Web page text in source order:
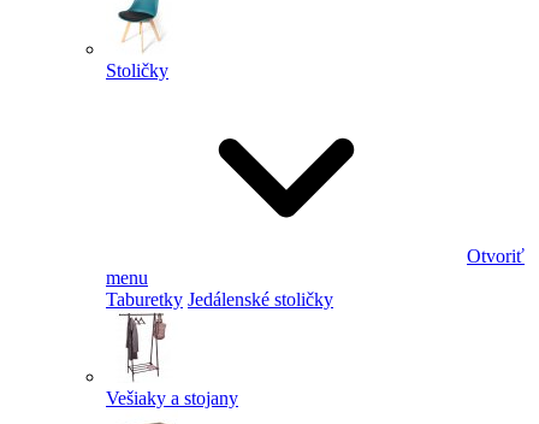
Stoličky
Otvoriť
menu
Taburetky Jedálenské stoličky
Vešiaky a stojany